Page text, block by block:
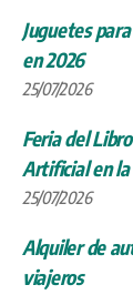
Juguetes
en 2026
25/07/2026
Feria del
Artificial en la
25/07/2026
Alquiler de
viajeros